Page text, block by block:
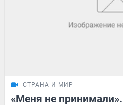
СТРАНА И МИР
«Меня не